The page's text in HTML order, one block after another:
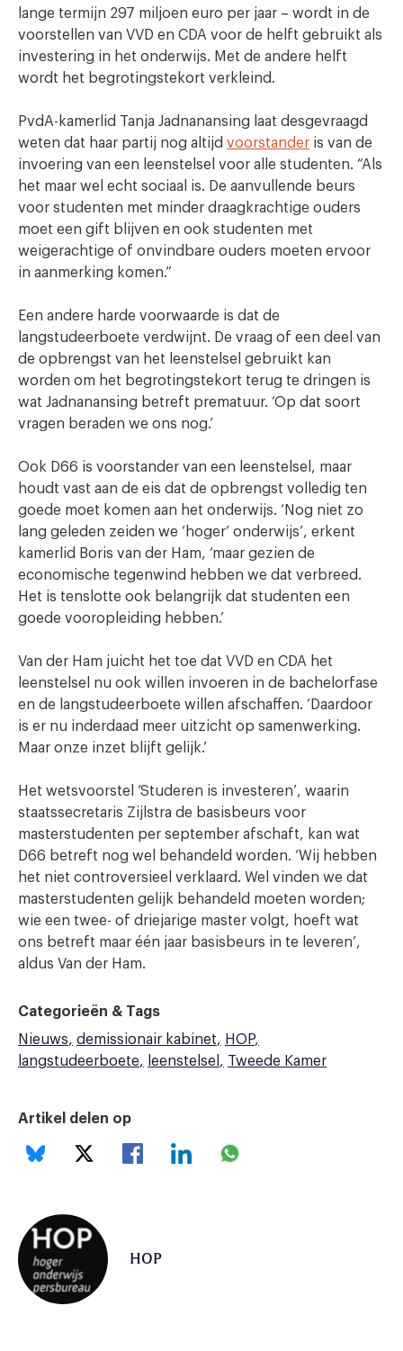
lange termijn 297 miljoen euro per jaar – wordt in de
voorstellen van VVD en CDA voor de helft gebruikt als
investering in het onderwijs. Met de andere helft
wordt het begrotingstekort verkleind.
PvdA-kamerlid Tanja Jadnanansing laat desgevraagd
weten dat haar partij nog altijd voorstander is van de
invoering van een leenstelsel voor alle studenten. “Als
het maar wel echt sociaal is. De aanvullende beurs
voor studenten met minder draagkrachtige ouders
moet een gift blijven en ook studenten met
weigerachtige of onvindbare ouders moeten ervoor
in aanmerking komen.”
Een andere harde voorwaarde is dat de
langstudeerboete verdwijnt. De vraag of een deel van
de opbrengst van het leenstelsel gebruikt kan
worden om het begrotingstekort terug te dringen is
wat Jadnanansing betreft prematuur. ‘Op dat soort
vragen beraden we ons nog.’
Ook D66 is voorstander van een leenstelsel, maar
houdt vast aan de eis dat de opbrengst volledig ten
goede moet komen aan het onderwijs. ‘Nog niet zo
lang geleden zeiden we ‘hoger’ onderwijs’, erkent
kamerlid Boris van der Ham, ‘maar gezien de
economische tegenwind hebben we dat verbreed.
Het is tenslotte ook belangrijk dat studenten een
goede vooropleiding hebben.’
Van der Ham juicht het toe dat VVD en CDA het
leenstelsel nu ook willen invoeren in de bachelorfase
en de langstudeerboete willen afschaffen. ‘Daardoor
is er nu inderdaad meer uitzicht op samenwerking.
Maar onze inzet blijft gelijk.’
Het wetsvoorstel ‘Studeren is investeren’, waarin
staatssecretaris Zijlstra de basisbeurs voor
masterstudenten per september afschaft, kan wat
D66 betreft nog wel behandeld worden. ‘Wij hebben
het niet controversieel verklaard. Wel vinden we dat
masterstudenten gelijk behandeld moeten worden;
wie een twee- of driejarige master volgt, hoeft wat
ons betreft maar één jaar basisbeurs in te leveren’,
aldus Van der Ham.
Categorieën & Tags
Nieuws
demissionair kabinet
HOP
langstudeerboete
leenstelsel Tweede Kamer
Artikel delen op
HOP